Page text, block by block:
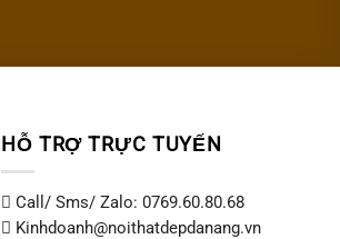
HỖ TRỢ TRỰC TUYẾN
Call/ Sms/ Zalo: 0769.60.80.68
Kinhdoanh@noithatdepdanang.vn